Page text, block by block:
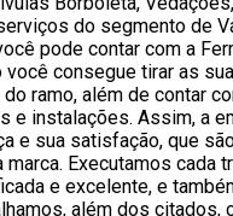
do segmento de
pode contar com a
você consegue tirar as
ramo, além de contar
e instalações. Assim, a
e sua satisfação, que
Executamos cada
e excelente, e
além dos citados,